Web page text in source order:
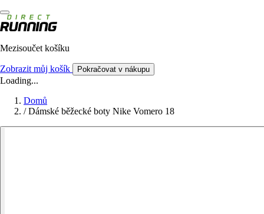
Mezisoučet košíku
Zobrazit můj košík Pokračovat v nákupu
Loading...
Domů
/ Dámské běžecké boty Nike Vomero 18